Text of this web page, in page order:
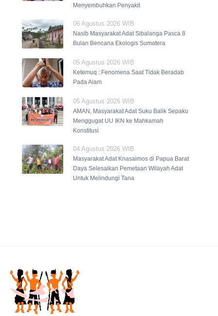
Menyembuhkan Penyakit
06 Agustus 2026 WIB
Nasib Masyarakat Adat Sibalanga Pasca 8
Bulan Bencana Ekologis Sumatera
05 Agustus 2026 WIB
Ketemuq : Fenomena Saat Tidak Beradab
Pada Alam
05 Agustus 2026 WIB
AMAN, Masyarakat Adat Suku Balik Sepaku
Menggugat UU IKN ke Mahkamah
Konstitusi
04 Agustus 2026 WIB
Masyarakat Adat Knasaimos di Papua Barat
Daya Selesaikan Pemetaan Wilayah Adat
Untuk Melindungi Tana